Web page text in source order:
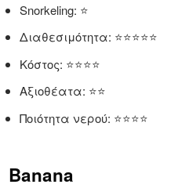
Snorkeling: ⭐
Διαθεσιμότητα: ⭐⭐⭐⭐⭐
Κόστος: ⭐⭐⭐⭐
Αξιοθέατα: ⭐⭐
Ποιότητα νερού: ⭐⭐⭐⭐
Banana